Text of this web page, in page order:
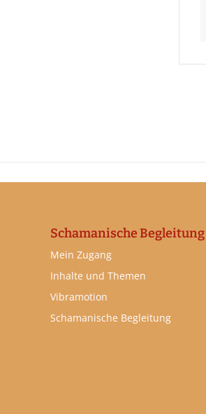
Schamanische Begleitung
Mein Zugang
Inhalte und Themen
Vibramotion
Schamanische Begleitung